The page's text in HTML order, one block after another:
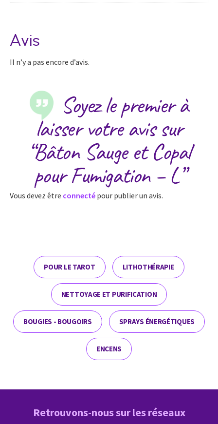
Avis
Il n’y a pas encore d’avis.
Soyez le premier à
laisser votre avis sur
“Bâton Sauge et Copal
pour Fumigation – L”
Vous devez être connecté pour publier un avis.
POUR LE TAROT LITHOTHÉRAPIE
NETTOYAGE ET PURIFICATION
BOUGIES - BOUGOIRS SPRAYS ÉNERGÉTIQUES
ENCENS
Retrouvons-nous sur les réseaux